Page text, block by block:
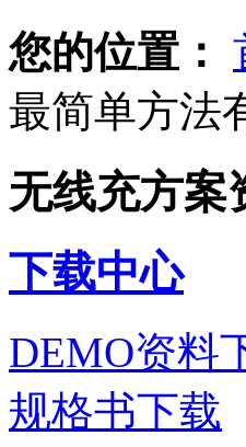
您的位置：
最简单方法
无线充方案
下载中心
DEMO资料
规格书下载